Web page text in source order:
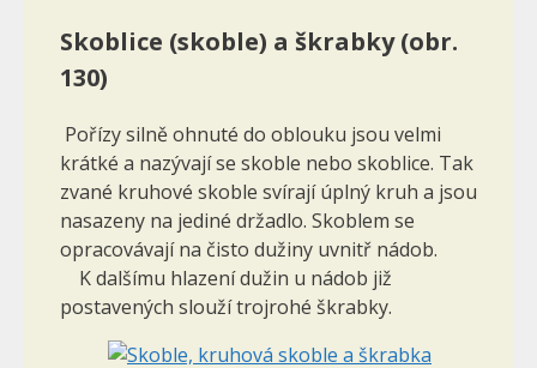
Skoblice (skoble) a škrabky (obr.
130)
Pořízy silně ohnuté do oblouku jsou velmi
krátké a nazývají se skoble nebo skoblice. Tak
zvané kruhové skoble svírají úplný kruh a jsou
nasazeny na jediné držadlo. Skoblem se
opracovávají na čisto dužiny uvnitř nádob.
K dalšímu hlazení dužin u nádob již
postavených slouží trojrohé škrabky.